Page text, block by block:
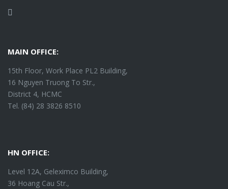
MAIN OFFICE:
15th Floor, Work Place PL2 Building,
16 Nguyen Truong To Str.,
District 4, HCMC
Tel. (84) 28 3826 8510
HN OFFICE:
Level 12A, Geleximco Building,
36 Hoang Cau Str.,